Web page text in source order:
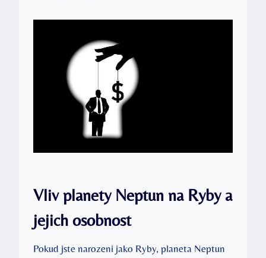
Vliv planety Neptun na Ryby a
jejich osobnost
Pokud jste narozeni jako Ryby, planeta Neptun